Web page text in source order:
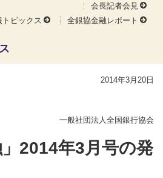
会長記者会見
トピックス
全銀協金融レポート
2014年3月20日
一般社団法人全国銀行協会
2014年3月号の発